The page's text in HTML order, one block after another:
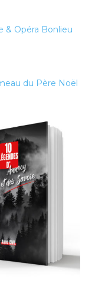
& Opéra Bonlieu
du Père Noël